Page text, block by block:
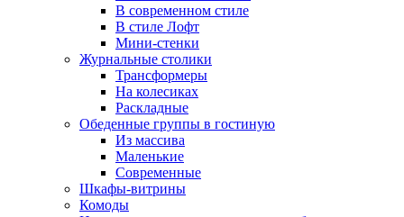
В современном стиле
В стиле Лофт
Мини-стенки
Журнальные столики
Трансформеры
На колесиках
Раскладные
Обеденные группы в гостиную
Из массива
Маленькие
Современные
Шкафы-витрины
Комоды